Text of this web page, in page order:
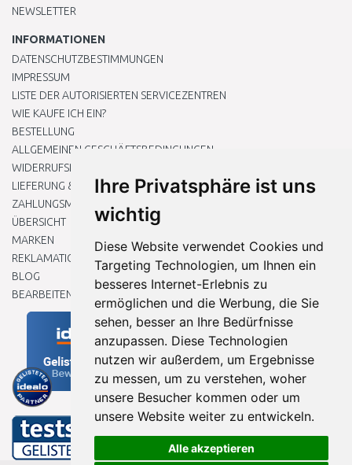
Ihre Privatsphäre ist uns
wichtig
Diese Website verwendet Cookies und
Targeting Technologien, um Ihnen ein
besseres Internet-Erlebnis zu
ermöglichen und die Werbung, die Sie
sehen, besser an Ihre Bedürfnisse
anzupassen. Diese Technologien
nutzen wir außerdem, um Ergebnisse
zu messen, um zu verstehen, woher
unsere Besucher kommen oder um
unsere Website weiter zu entwickeln.
Alle akzeptieren
NEWSLETTER
INFORMATIONEN
DATENSCHUTZBESTIMMUNGEN
IMPRESSUM
LISTE DER AUTORISIERTEN SERVICEZENTREN
WIE KAUFE ICH EIN?
BESTELLUNG
ALLGEMEINEN GESCHÄFTSBEDINGUNGEN
WIDERRUFSRECHT
LIEFERUNG & ZAHLUNG
ZAHLUNGSMETHODEN
ÜBERSICHT
MARKEN
REKLAMATIONEN UND RETOUREN
BLOG
BEARBEITEN SIE MEINE COOKIE-EINSTELLUNGEN